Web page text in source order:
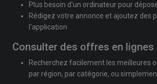
Plus besoin d'un ordinateur pour
Rédigez votre annonce et ajoutez des
l'application
Consulter des offres en lignes
Recherchez facilement les meilleures
par région, par catégorie, ou